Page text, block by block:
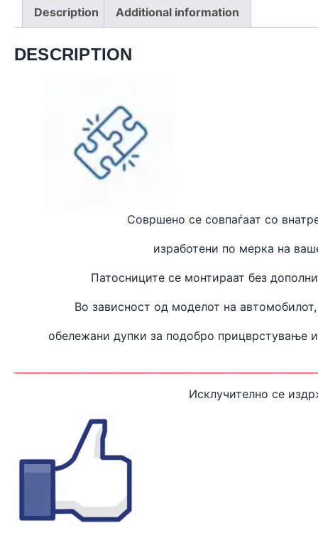
Description Additional information
DESCRIPTION
Совршено се совпаѓаат со
изработени по мерка на
Патосниците се монтираат без
Во зависност од моделот на
обележани дупки за подобро прицврстување
Исклучително се